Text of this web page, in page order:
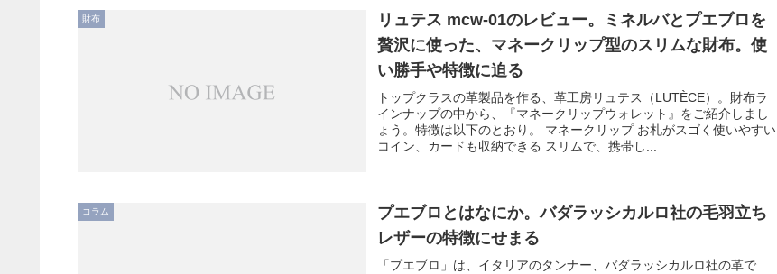
財布
リュテス mcw-01のレビュー。ミネルバとプエブロを
贅沢に使った、マネークリップ型のスリムな財布。使
い勝手や特徴に迫る
トップクラスの革製品を作る、革工房リュテス（LUTÈCE）。財布ラ
インナップの中から、『マネークリップウォレット』をご紹介しまし
ょう。特徴は以下のとおり。 マネークリップ お札がスゴく使いやすい
コイン、カードも収納できる スリムで、携帯し...
コラム
プエブロとはなにか。バダラッシカルロ社の毛羽立ち
レザーの特徴にせまる
「プエブロ」は、イタリアのタンナー、バダラッシカルロ社の革で